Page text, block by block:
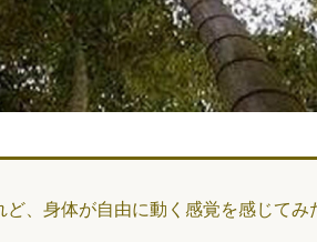
ど、身体が自由に動く感覚を感じて